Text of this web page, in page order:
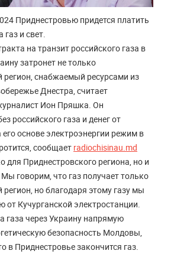
Приднестровью придется платить
и свет.
на транзит российского газа в
затронет не только
регион, снабжаемый ресурсами из
Днестра, считает
Ион Пряшка. Он
российского газа и денег от
основе электроэнергии режим в
сообщает radiochisinau.md
для Приднестровского региона, но и
говорим, что газ получает только
но благодаря этому газу мы
от Кучурганской электростанции.
газа через Украину напрямую
безопасность Молдовы,
в Приднестровье закончится газ.